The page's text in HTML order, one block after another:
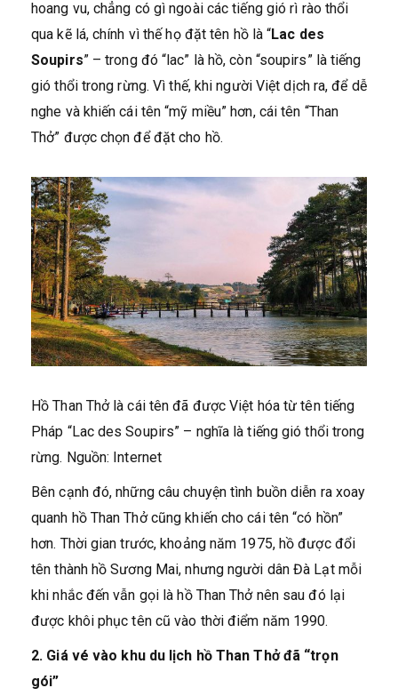
hoang vu, chẳng có gì ngoài các tiếng gió rì rào thổi
qua kẽ lá, chính vì thế họ đặt tên hồ là “Lac des
Soupirs” – trong đó “lac” là hồ, còn “soupirs” là tiếng
gió thổi trong rừng. Vì thế, khi người Việt dịch ra, để dễ
nghe và khiến cái tên “mỹ miều” hơn, cái tên “Than
Thở” được chọn để đặt cho hồ.
Hồ Than Thở là cái tên đã được Việt hóa từ tên tiếng
Pháp “Lac des Soupirs” – nghĩa là tiếng gió thổi trong
rừng. Nguồn: Internet
Bên cạnh đó, những câu chuyện tình buồn diễn ra xoay
quanh hồ Than Thở cũng khiến cho cái tên “có hồn”
hơn. Thời gian trước, khoảng năm 1975, hồ được đổi
tên thành hồ Sương Mai, nhưng người dân Đà Lạt mỗi
khi nhắc đến vẫn gọi là hồ Than Thở nên sau đó lại
được khôi phục tên cũ vào thời điểm năm 1990.
2. Giávé vào khu du lịch hồ Than Thở đã “trọn
gói”